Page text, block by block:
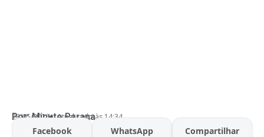
Por:Minuto Parana
28/05/2026 Atualizado às 14:34
Facebook WhatsApp Compartilhar